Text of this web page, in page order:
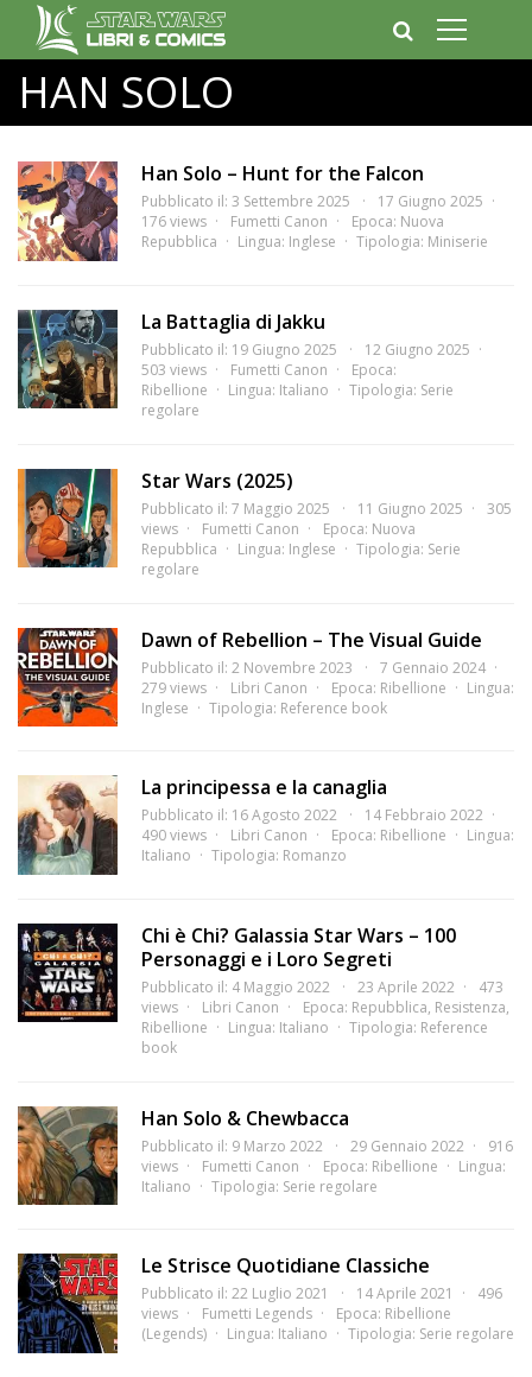
HAN SOLO
Han Solo – Hunt for the Falcon
Pubblicato il: 3 Settembre 2025
17 Giugno 2025
176 views
Fumetti Canon Epoca: Nuova
Repubblica
Lingua: Inglese Tipologia: Miniserie
La Battaglia di Jakku
Pubblicato il: 19 Giugno 2025
12 Giugno 2025
503 views
Fumetti Canon
Epoca:
Ribellione
Lingua: Italiano Tipologia: Serie
regolare
Star Wars (2025)
Pubblicato il: 7 Maggio 2025 11 Giugno 2025
305
views
Fumetti Canon Epoca: Nuova
Repubblica
Lingua: Inglese Tipologia: Serie
regolare
Dawn of Rebellion – The Visual Guide
Pubblicato il: 2 Novembre 2023
7 Gennaio 2024
279 views
Libri Canon Epoca: Ribellione
Lingua:
Inglese
Tipologia: Reference book
La principessa e la canaglia
Pubblicato il: 16 Agosto 2022
14 Febbraio 2022
490 views
Libri Canon Epoca: Ribellione
Lingua:
Italiano
Tipologia: Romanzo
Chi è Chi? Galassia Star Wars – 100
Personaggi e i Loro Segreti
Pubblicato il: 4 Maggio 2022 23 Aprile 2022
473
views
Libri Canon Epoca: Repubblica, Resistenza,
Ribellione
Lingua: Italiano Tipologia: Reference
book
Han Solo & Chewbacca
Pubblicato il: 9 Marzo 2022 29 Gennaio 2022
916
views
Fumetti Canon Epoca: Ribellione
Lingua:
Italiano
Tipologia: Serie regolare
Le Strisce Quotidiane Classiche
Pubblicato il: 22 Luglio 2021 14 Aprile 2021
496
views
Fumetti Legends Epoca: Ribellione
(Legends)
Lingua: Italiano Tipologia: Serie regolare